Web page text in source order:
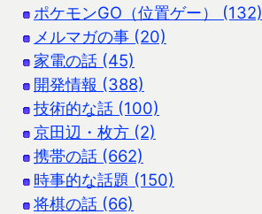
ポケモンGO（位置ゲー） (132)
メルマガの事 (20)
家電の話 (45)
開発情報 (388)
技術的な話 (100)
京田辺・枚方 (2)
携帯の話 (662)
時事的な話題 (150)
将棋の話 (66)